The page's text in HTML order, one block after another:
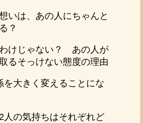
いは、あの人にちゃんと
？
けじゃない？ あの人が
るそっけない態度の理由
を大きく変えることにな
人の気持ちはそれぞれど